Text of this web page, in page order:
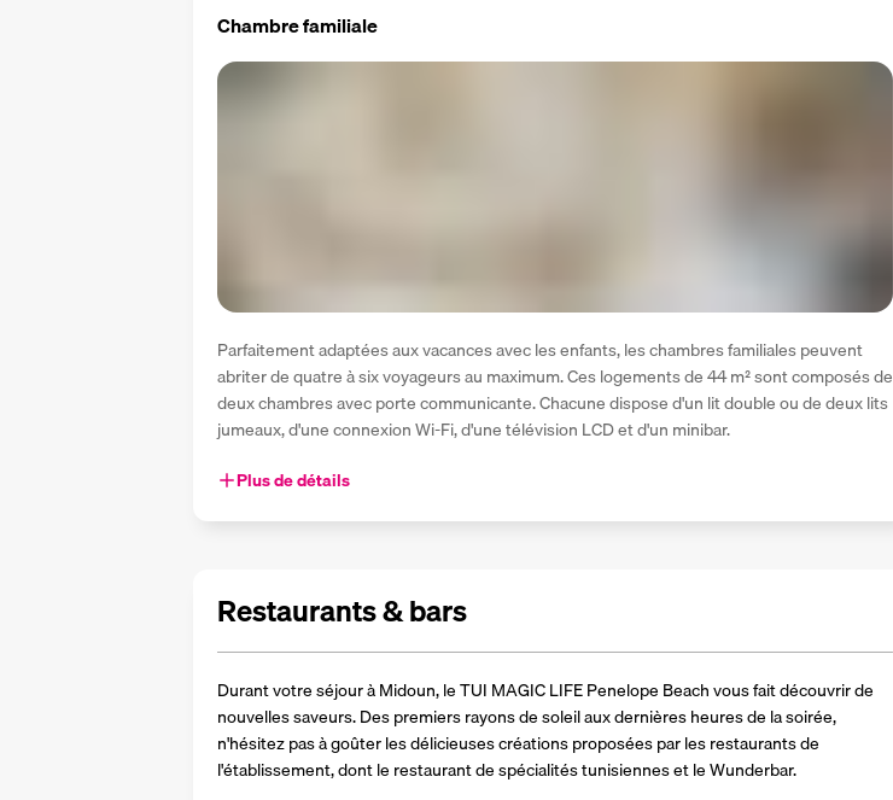
Chambre familiale
Parfaitement adaptées aux vacances avec les enfants, les chambres familiales peuvent
abriter de quatre à six voyageurs au maximum. Ces logements de 44 m² sont composés de
deux chambres avec porte communicante. Chacune dispose d'un lit double ou de deux lits
jumeaux, d'une connexion Wi-Fi, d'une télévision LCD et d'un minibar.
Plus de détails
Restaurants & bars
Durant votre séjour à Midoun, le TUI MAGIC LIFE Penelope Beach vous fait découvrir de
nouvelles saveurs. Des premiers rayons de soleil aux dernières heures de la soirée,
n'hésitez pas à goûter les délicieuses créations proposées par les restaurants de
l'établissement, dont le restaurant de spécialités tunisiennes et le Wunderbar.